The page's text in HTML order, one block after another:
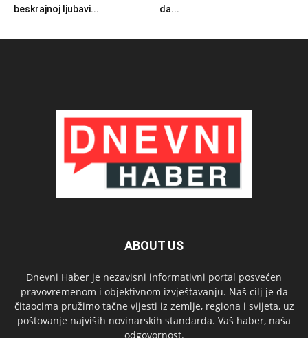
beskrajnoj ljubavi...
da...
ABOUT US
Dnevni Haber je nezavisni informativni portal posvećen
pravovremenom i objektivnom izvještavanju. Naš cilj je da
čitaocima pružimo tačne vijesti iz zemlje, regiona i svijeta, uz
poštovanje najviših novinarskih standarda. Vaš haber, naša
odgovornost.